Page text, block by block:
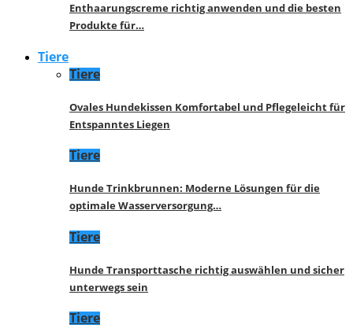
Enthaarungscreme richtig anwenden und die besten
Produkte für…
Tiere
Tiere
Ovales Hundekissen Komfortabel und Pflegeleicht für
Entspanntes Liegen
Tiere
Hunde Trinkbrunnen: Moderne Lösungen für die
optimale Wasserversorgung…
Tiere
Hunde Transporttasche richtig auswählen und sicher
unterwegs sein
Tiere